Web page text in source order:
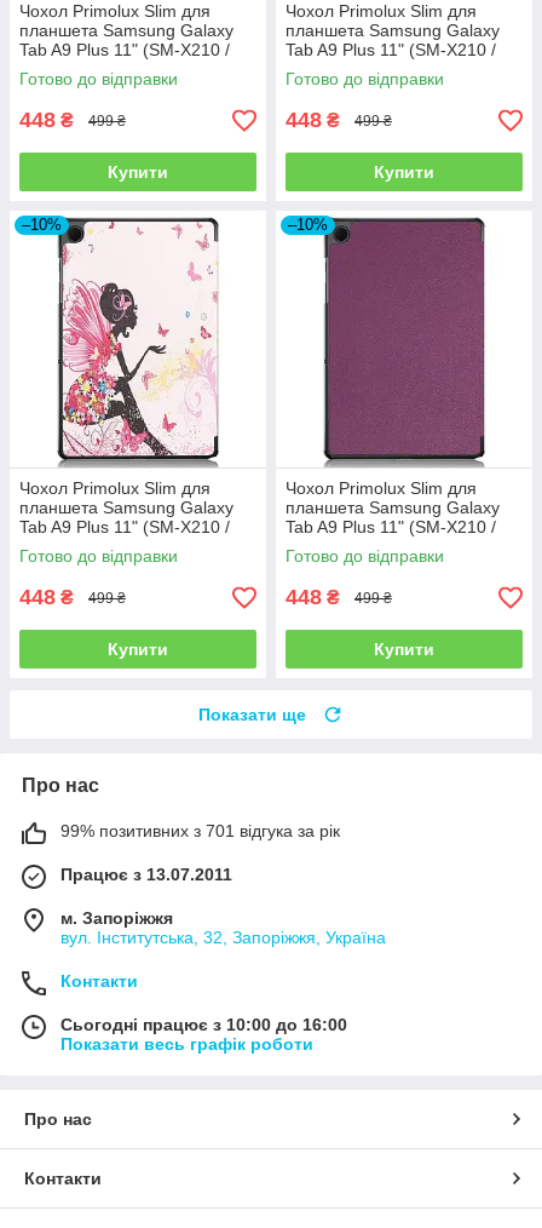
Чохол Primolux Slim для
планшета Samsung Galaxy
Tab A9 Plus 11" (SM-X210 /
SM-X215 / SM-X216) - Good
Night
Готово до відправки
448 ₴ 499 ₴
Купити
Чохол Primolux Slim для
планшета Samsung Galaxy
Tab A9 Plus 11" (SM-X210 /
SM-X215 / SM-X216) -
Butterfly
Готово до відправки
448 ₴ 499 ₴
Купити
–10%
Чохол Primolux Slim для
планшета Samsung Galaxy
Tab A9 Plus 11" (SM-X210 /
SM-X215 / SM-X216) - Fairy
Готово до відправки
448 ₴ 499 ₴
Купити
–10%
Чохол Primolux Slim для
планшета Samsung Galaxy
Tab A9 Plus 11" (SM-X210 /
SM-X215 / SM-X216) - Purple
Готово до відправки
448 ₴ 499 ₴
Купити
Показати ще
Про нас
99% позитивних з 701 відгука за рік
Працює з 13.07.2011
м. Запоріжжя
вул. Інститутська, 32, Запоріжжя, Україна
Контакти
Сьогодні працює з 10:00 до 16:00
Показати весь графік роботи
Про нас
Контакти